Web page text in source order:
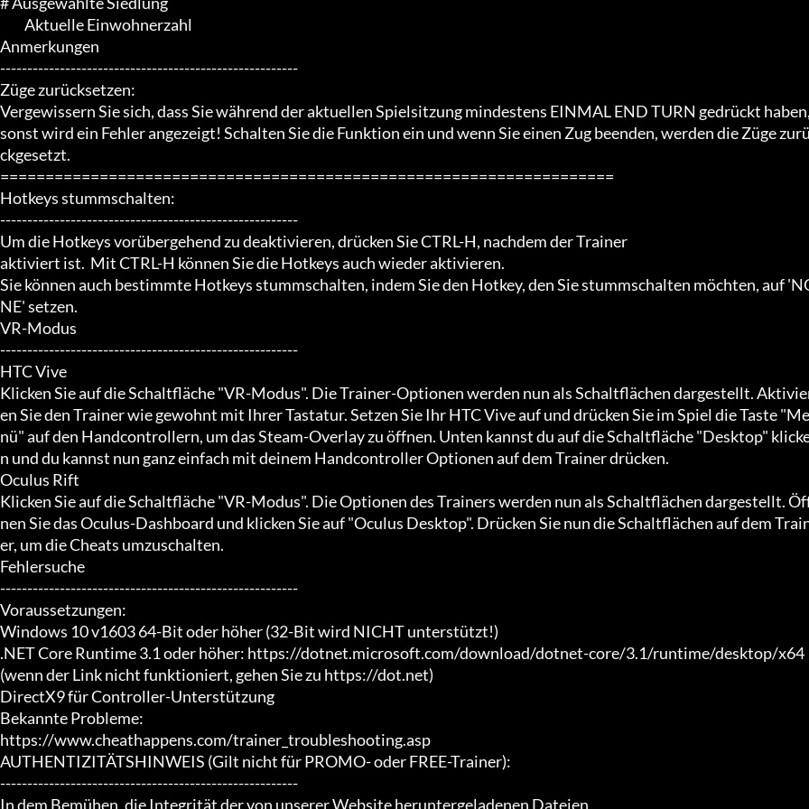
Anmerkungen
-------------------------------------------------------
Züge zurücksetzen:
Vergewissern Sie sich, dass Sie während der aktuellen Spielsitzung mindestens EINMAL END TURN gedrückt haben,
sonst wird ein Fehler angezeigt! Schalten Sie die Funktion ein und wenn Sie einen Zug beenden, werden die Züge zurü
ckgesetzt.
====================================================================
Hotkeys stummschalten:
-------------------------------------------------------
Um die Hotkeys vorübergehend zu deaktivieren, drücken Sie CTRL-H, nachdem der Trainer
aktiviert ist.  Mit CTRL-H können Sie die Hotkeys auch wieder aktivieren.
Sie können auch bestimmte Hotkeys stummschalten, indem Sie den Hotkey, den Sie stummschalten möchten, auf
NE' setzen.
VR-Modus
-------------------------------------------------------
HTC Vive
Klicken Sie auf die Schaltfläche "VR-Modus". Die Trainer-Optionen werden nun als Schaltflächen dargestellt.
en Sie den Trainer wie gewohnt mit Ihrer Tastatur. Setzen Sie Ihr HTC Vive auf und drücken Sie im Spiel die Taste "Me
nü" auf den Handcontrollern, um das Steam-Overlay zu öffnen. Unten kannst du auf die Schaltfläche "Desktop"
n und du kannst nun ganz einfach mit deinem Handcontroller Optionen auf dem Trainer drücken.
Oculus Rift
Klicken Sie auf die Schaltfläche "VR-Modus". Die Optionen des Trainers werden nun als Schaltflächen dargestellt.
nen Sie das Oculus-Dashboard und klicken Sie auf "Oculus Desktop". Drücken Sie nun die Schaltflächen auf dem
er, um die Cheats umzuschalten.
Fehlersuche
-------------------------------------------------------
Voraussetzungen:
Windows 10 v1603 64-Bit oder höher (32-Bit wird NICHT unterstützt!)
.NET Core Runtime 3.1 oder höher: https://dotnet.microsoft.com/download/dotnet-core/3.1/runtime/desktop/x64
(wenn der Link nicht funktioniert, gehen Sie zu https://dot.net)
DirectX9 für Controller-Unterstützung
Bekannte Probleme:
https://www.cheathappens.com/trainer_troubleshooting.asp
AUTHENTIZITÄTSHINWEIS (Gilt nicht für PROMO- oder FREE-Trainer):
-------------------------------------------------------
In dem Bemühen, die Integrität der von unserer Website heruntergeladenen Dateien